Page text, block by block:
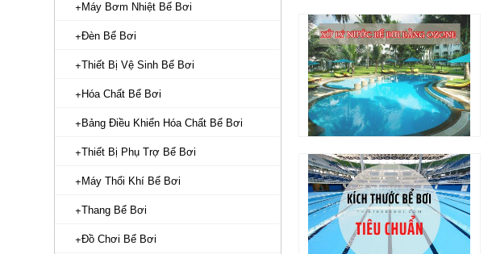
Máy Bơm Nhiệt Bể Bơi
Đèn Bể Bơi
Thiết Bị Vệ Sinh Bể Bơi
Hóa Chất Bể Bơi
Bảng Điều Khiển Hóa Chất Bể Bơi
Thiết Bị Phụ Trợ Bể Bơi
Máy Thổi Khí Bể Bơi
Thang Bể Bơi
Đồ Chơi Bể Bơi